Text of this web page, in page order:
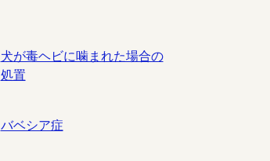
犬が毒ヘビに噛まれた場合の
処置
バベシア症